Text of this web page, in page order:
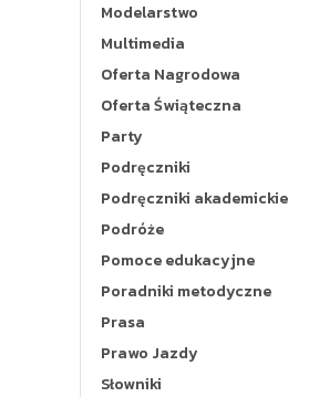
Modelarstwo
Multimedia
Oferta Nagrodowa
Oferta Świąteczna
Party
Podręczniki
Podręczniki akademickie
Podróże
Pomoce edukacyjne
Poradniki metodyczne
Prasa
Prawo Jazdy
Słowniki